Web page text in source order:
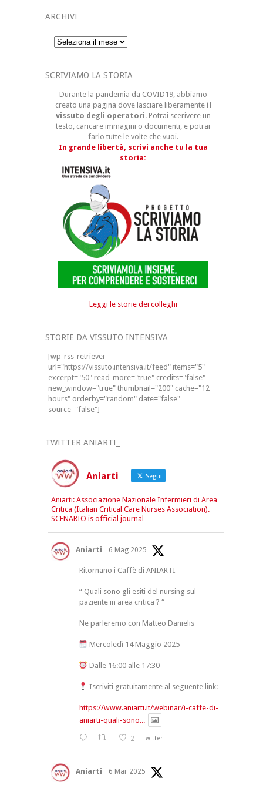
ARCHIVI
Archivi
SCRIVIAMO LA STORIA
Durante la pandemia da COVID19, abbiamo
creato una pagina dove lasciare liberamenteil
vissuto degli operatori. Potrai scerivere un
testo, caricare immagini o documenti, e potrai
farlo tutte le volte che vuoi.
In grande libertà, scrivi anche tu la tua
storia:
Leggi le storie dei colleghi
STORIE DA VISSUTO INTENSIVA
[wp_rss_retriever
url="https://vissuto.intensiva.it/feed" items="5"
excerpt="50" read_more="true" credits="false"
new_window="true" thumbnail="200" cache="12
hours" orderby="random" date="false"
source="false"]
TWITTER ANIARTI_
Aniarti Segui
Aniarti: Associazione Nazionale Infermieri di Area
Critica (Italian Critical Care Nurses Association).
SCENARIO is official journal
Aniarti 6 Mag 2025
Ritornano i Caffè di ANIARTI
“ Quali sono gli esiti del nursing sul
paziente in area critica ? “
Ne parleremo con Matteo Danielis
Mercoledì 14 Maggio 2025
Dalle 16:00 alle 17:30
Iscriviti gratuitamente al seguente link:
https://www.aniarti.it/webinar/i-caffe-di-
aniarti-quali-sono...
2 Twitter
Aniarti 6 Mar 2025